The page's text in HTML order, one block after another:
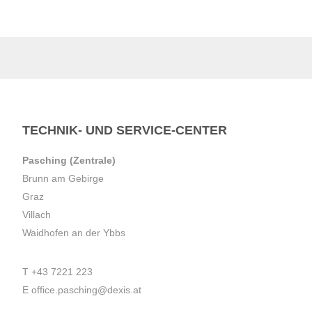
TECHNIK- UND SERVICE-CENTER
Pasching (Zentrale)
Brunn am Gebirge
Graz
Villach
Waidhofen an der Ybbs
T +43 7221 223
E office.pasching@dexis.at